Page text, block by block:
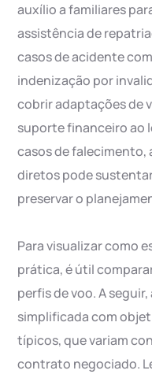
auxílio a familiares
assistência de
casos de acidente
indenização por
cobrir adaptações de
suporte financeiro ao
casos de falecimento,
diretos pode
preservar o
Para visualizar como
prática, é útil
perfis de voo. A
simplificada com
típicos, que variam
contrato negociado.